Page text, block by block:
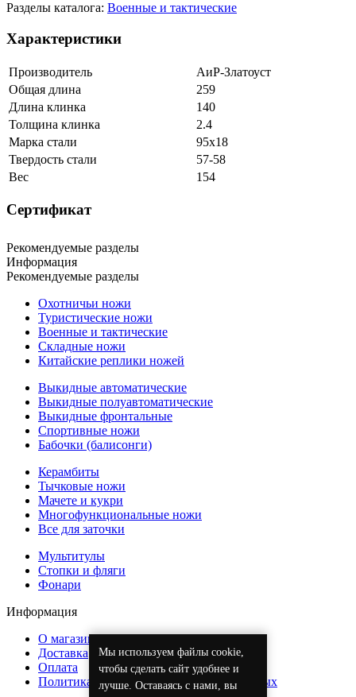
Мы используем файлы cookie,
чтобы сделать сайт удобнее и
лучше. Оставаясь с нами, вы
Разделы каталога: Военные и тактические
Характеристики
Производитель
АиР-Златоуст
Общая длина
259
Длина клинка
140
Толщина клинка
2.4
Марка стали
95х18
Твердость стали
57-58
Вес
154
Сертификат
Рекомендуемые разделы
Информация
Рекомендуемые разделы
Охотничьи ножи
Туристические ножи
Военные и тактические
Складные ножи
Китайские реплики ножей
Выкидные автоматические
Выкидные полуавтоматические
Выкидные фронтальные
Спортивные ножи
Бабочки (балисонги)
Керамбиты
Тычковые ножи
Мачете и кукри
Многофункциональные ножи
Все для заточки
Мультитулы
Стопки и фляги
Фонари
Информация
О магазине
Доставка
Оплата
Политика обработки персональных данных